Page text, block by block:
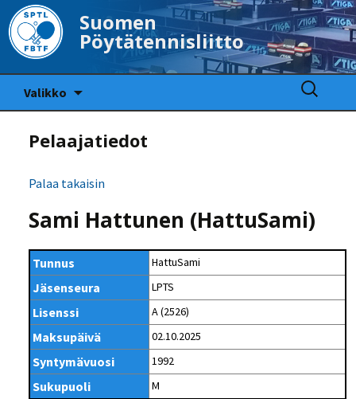
Suomen
Pöytätennisliitto
Valikko
Haku:
Pelaajatiedot
Palaa takaisin
Sami Hattunen (HattuSami)
Tunnus HattuSami
Jäsenseura LPTS
Lisenssi A (2526)
Maksupäivä 02.10.2025
Syntymävuosi 1992
Sukupuoli M